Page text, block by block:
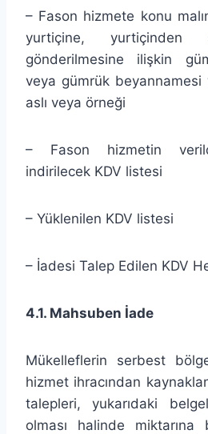
– Fason hizmete konu
yurtiçine, yurtiçinden
gönderilmesine ilişkin
veya gümrük
aslı veya örneği
– Fason hizmetin
indirilecek KDV listesi
– Yüklenilen KDV listesi
– İadesi Talep Edilen KDV
4.1. Mahsuben İade
Mükelleflerin serbest
hizmet ihracından
talepleri, yukarıdaki
olması halinde miktarına